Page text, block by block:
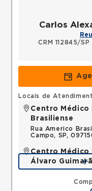
Carlos
CRM 112845/SP
Locais de
Centro
Brasiliense
Rua Americo
Campo, SP,
Centro Médico
Álvaro
Avenida Alvaro
do Campo, SP,